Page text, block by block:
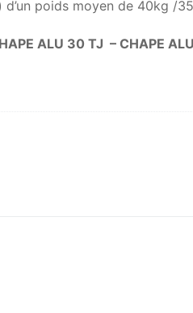
d’un poids moyen de 40kg /
ALU 30 TJ – CHAPE